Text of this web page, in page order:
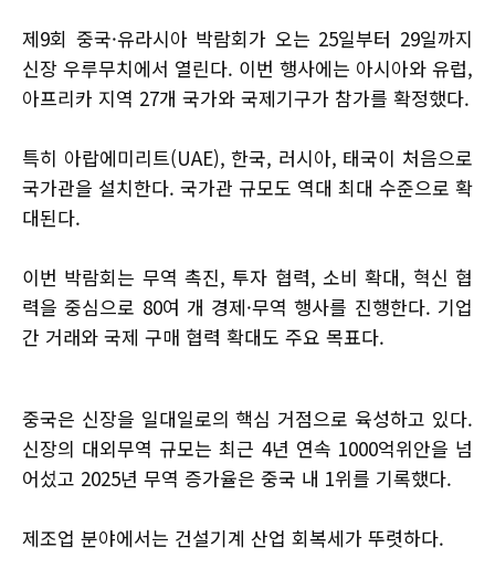
제9회 중국·유라시아 박람회가 오는 25일부터 29일까지
신장 우루무치에서 열린다. 이번 행사에는 아시아와 유럽,
아프리카 지역 27개 국가와 국제기구가 참가를 확정했다.
특히 아랍에미리트(UAE), 한국, 러시아, 태국이 처음으로
국가관을 설치한다. 국가관 규모도 역대 최대 수준으로 확
대된다.
이번 박람회는 무역 촉진, 투자 협력, 소비 확대, 혁신 협
력을 중심으로 80여 개 경제·무역 행사를 진행한다. 기업
간 거래와 국제 구매 협력 확대도 주요 목표다.
중국은 신장을 일대일로의 핵심 거점으로 육성하고 있다.
신장의 대외무역 규모는 최근 4년 연속 1000억위안을 넘
어섰고 2025년 무역 증가율은 중국 내 1위를 기록했다.
제조업 분야에서는 건설기계 산업 회복세가 뚜렷하다.